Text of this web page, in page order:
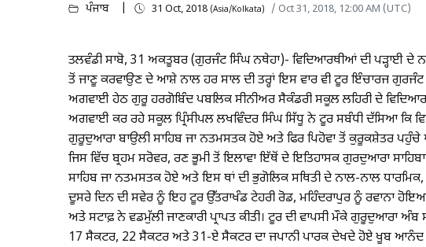
ਪੰਜਾਬ 31 Oct, 2018 (Asia/Kolkata) / Oct 31, 2018, 12:00 AM (UTC)
ਤਲਵੰਡੀ ਸਾਬੋ, 31 ਅਕਤੂਬਰ (ਗੁਰਜੰਟ ਸਿੰਘ ਨਥੇਹਾ)- ਵਿਦਿਆਰਥੀਆਂ ਦੀ ਪੜ੍ਹਾਈ ਦੇ
ਤੋਂ ਜਾਣੂ ਕਰਵਾਉਣ ਦੇ ਆਸ਼ੇ ਨਾਲ ਹਰ ਸਾਲ ਦੀ ਤਰ੍ਹਾਂ ਇਸ ਵਾਰ ਵੀ ਟੂਰ ਇੰਚਾਰਜ ਗੁਰਜੰਟ
ਅਗਵਾਈ ਹੇਠ ਗੁਰੂ ਹਰਗੋਬਿੰਦ ਪਬਲਿਕ ਸੀਨੀਅਰ ਸੈਕੰਡਰੀ ਸਕੂਲ ਲਹਿਰੀ ਦੇ
ਅਗਵਾਈ ਕਰ ਰਹੇ ਸਕੂਲ ਪ੍ਰਿੰਸੀਪਲ ਲਖਵਿੰਦਰ ਸਿੰਘ ਸਿੱਧੂ ਨੇ ਟੂਰ ਸਬੰਧੀ ਦੱਸਿਆ ਕਿ
ਗੁਰੂਦੁਆਰਾ ਬਾਉਲੀ ਸਾਹਿਬ ਜਾ ਨਤਮਸਤਕ ਹੋਏ ਅਤੇ ਫਿਰ ਪਿਹੋਵਾ ਤੋਂ ਕੁਰੂਕਸ਼ੇਤਰ
ਜਿਸ ਵਿੱਚ ਬ੍ਰਹਮ ਸਰੋਵਰ, ਰਣ ਭੂਮੀ ਤੋਂ ਇਲਾਵਾ ਇੱਥੋਂ ਦੇ ਇਤਿਹਾਸਕ ਗੁਰਦੁਆਰਾ
ਸਾਹਿਬ ਜਾ ਨਤਮਸਤਕ ਹੋਏ ਅਤੇ ਇਸ ਥਾਂ ਦੀ ਭੁਗੋਲਿਕ ਸਥਿਤੀ ਦੇ ਨਾਲ-ਨਾਲ ਧਾਰਮਿਕ,
ਦੂਸਰੇ ਦਿਨ ਦੀ ਸਵੇਰ ਨੂੰ ਇਹ ਟੂਰ ਉੱਤਰਾਖੰਡ ਟੇਹਰੀ ਰੋਡ, ਮਹਿੰਦਰਾਪੁਰ ਨੂੰ ਰਵਾਨਾ
ਅਤੇ ਸਟਾਫ਼ ਨੇ ਵਡਮੁੱਲੀ ਜਾਣਕਾਰੀ ਪ੍ਰਾਪਤ ਕੀਤੀ। ਟੂਰ ਦੀ ਵਾਪਸੀ ਮੌਕੇ ਗੁਰੂਦੁਆਰਾ
17 ਸੈਕਟਰ, 22 ਸੈਕਟਰ ਅਤੇ 31-ਏ ਸੈਕਟਰ ਦਾ ਜਪਾਨੀ ਪਾਰਕ ਦੇਖਦੇ ਹੋਏ ਖੂਬ ਆਨੰਦ